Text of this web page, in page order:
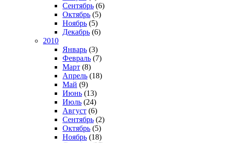
Сентябрь (6)
Октябрь (5)
Ноябрь (5)
Декабрь (6)
2010
Январь (3)
Февраль (7)
Март (8)
Апрель (18)
Май (9)
Июнь (13)
Июль (24)
Август (6)
Сентябрь (2)
Октябрь (5)
Ноябрь (18)